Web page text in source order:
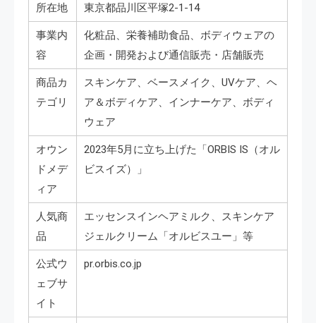
所在地 東京都品川区平塚2-1-14
事業内
容
化粧品、栄養補助食品、ボディウェアの
企画・開発および通信販売・店舗販売
商品カ
テゴリ
スキンケア、ベースメイク、UVケア、ヘ
ア＆ボディケア、インナーケア、ボディ
ウェア
オウン
ドメデ
ィア
2023年5月に立ち上げた「ORBIS IS（オル
ビスイズ）」
人気商
品
エッセンスインヘアミルク、スキンケア
ジェルクリーム「オルビスユー」等
公式ウ
ェブサ
イト
pr.orbis.co.jp